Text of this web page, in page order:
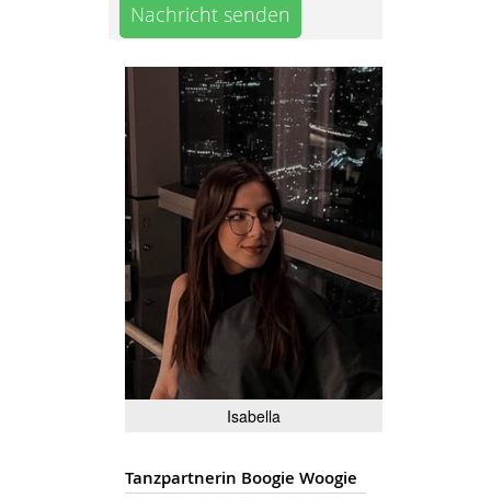
Nachricht senden
Isabella
Tanzpartnerin Boogie Woogie